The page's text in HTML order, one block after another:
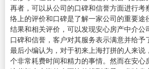
再者，可以从公司的口碑和信誉方面进行考
络上的评价和口碑是了解一家公司的重要途
结果和相关评价，可以发现安心房产中介公
口碑和信誉，客户对其服务表示满意并给予
最后小编认为，对于初来上海打拼的人来说
个非常耗费时间和精力的事情。然而在安心